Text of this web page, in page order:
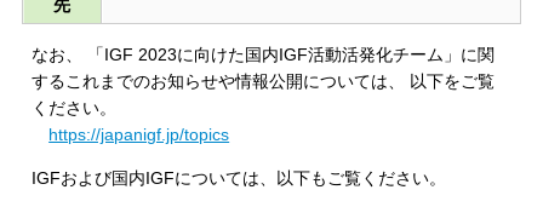
先
なお、 「IGF 2023に向けた国内IGF活動活発化チーム」に関
するこれまでのお知らせや情報公開については、 以下をご覧
ください。
https://japanigf.jp/topics
IGFおよび国内IGFについては、以下もご覧ください。